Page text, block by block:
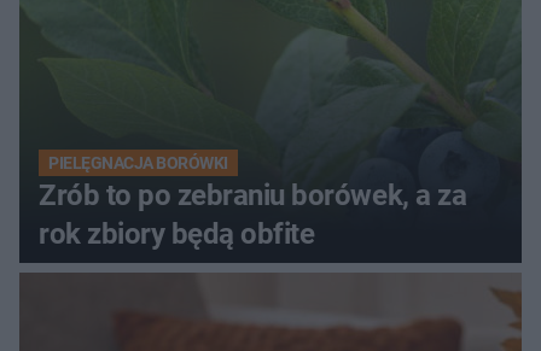
PIELĘGNACJA BORÓWKI
Zrób to po zebraniu borówek, a za
rok zbiory będą obfite